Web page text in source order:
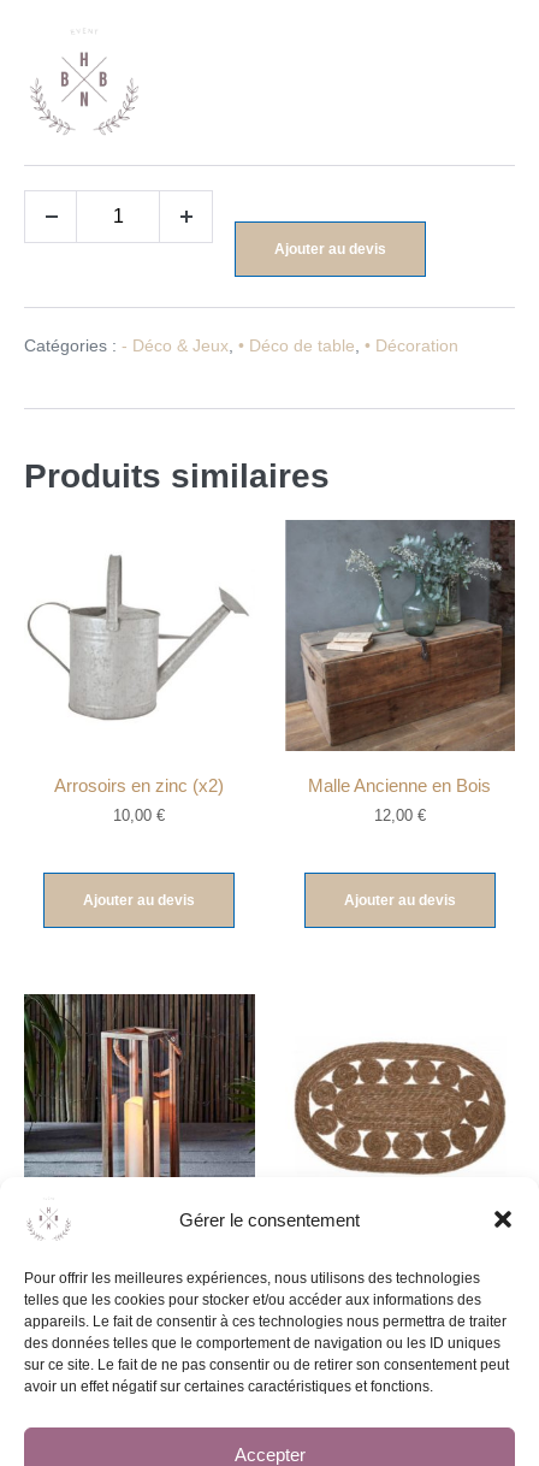
Gérer le consentement
Pour offrir les meilleures expériences, nous utilisons des technologies
telles que les cookies pour stocker et/ou accéder aux informations des
appareils. Le fait de consentir à ces technologies nous permettra de traiter
des données telles que le comportement de navigation ou les ID uniques
sur ce site. Le fait de ne pas consentir ou de retirer son consentement peut
avoir un effet négatif sur certaines caractéristiques et fonctions.
Accepter
Ajouter au devis
Catégories : - Déco & Jeux, • Déco de table, • Décoration
Produits similaires
Arrosoirs en zinc (x2)
10,00€
Ajouter au devis
Malle Ancienne en Bois
12,00 €
Ajouter au devis
bois
5,00€
Ajouter au devis
10,00€
Ajouter au devis